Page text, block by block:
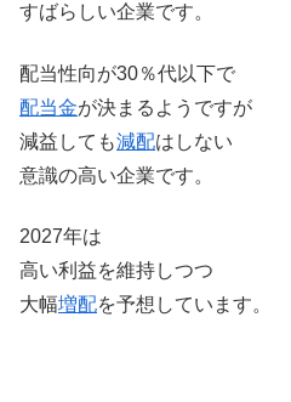
すばらしい企業です。
配当性向が30％代以下で
配当金が決まるようですが
減益しても減配はしない
意識の高い企業です。
2027年は
高い利益を維持しつつ
大幅増配を予想しています。